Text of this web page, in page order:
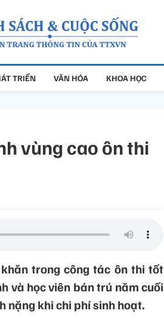
TRIỂN VĂN HÓA KHOA HỌC
vùng cao ôn thi
trong công tác ôn thi tốt
và học viên bán trú năm cuối
nặng khi chi phí sinh hoạt.